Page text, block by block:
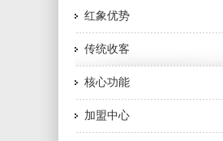
红象优势
传统收客
核心功能
加盟中心